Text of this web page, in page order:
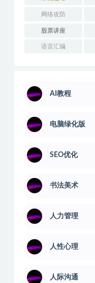
网络攻防
股票讲座
语言汇编
AI教程
电脑绿化版
SEO优化
书法美术
人力管理
人性心理
人际沟通